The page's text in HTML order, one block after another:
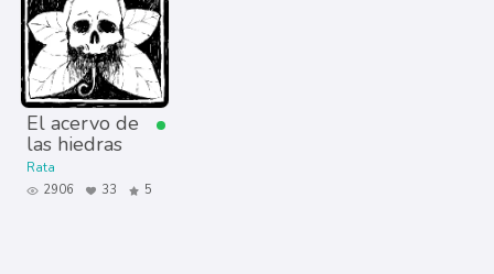
El acervo de
las hiedras
Rata
2906
33 5